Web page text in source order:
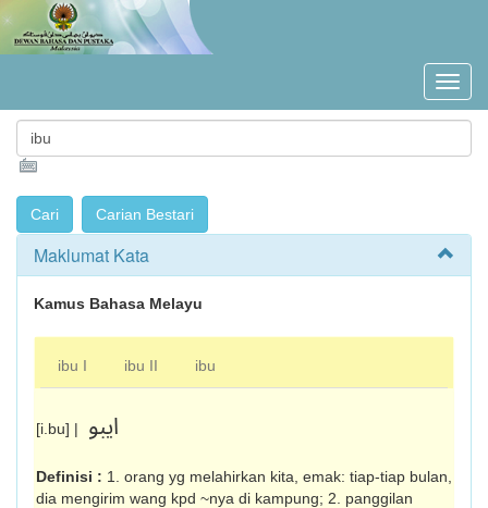
Maklumat Kata
Kamus Bahasa Melayu
ibu I ibu II ibu
[i.bu] | ايبو
Definisi : 1. orang yg melahirkan kita, emak: tiap-tiap bulan,
dia mengirim wang kpd ~nya di kampung; 2. panggilan